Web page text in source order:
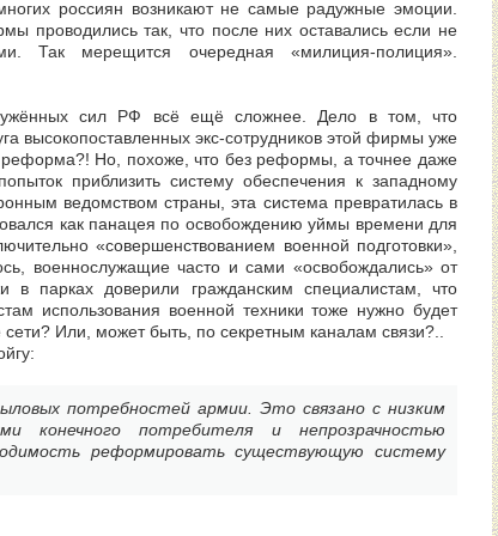
россиян возникают не самые радужные эмоции.
проводились так, что после них оставались если не
Так мерещится очередная «милиция-полиция».
сил РФ всё ещё сложнее. Дело в том, что
высокопоставленных экс-сотрудников этой фирмы уже
реформа?! Но, похоже, что без реформы, а точнее даже
приблизить систему обеспечения к западному
ведомством страны, эта система превратилась в
как панацея по освобождению уймы времени для
«совершенствованием военной подготовки»,
военнослужащие часто и сами «освобождались» от
в парках доверили гражданским специалистам, что
использования военной техники тоже нужно будет
Или, может быть, по секретным каналам связи?..
потребностей армии. Это связано с низким
конечного потребителя и непрозрачностью
реформировать существующую систему